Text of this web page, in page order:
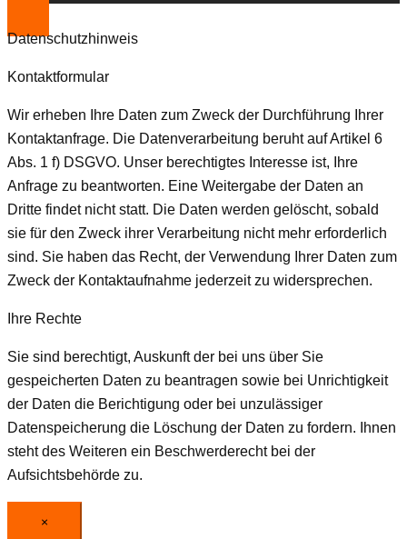
Datenschutzhinweis
Kontaktformular
Wir erheben Ihre Daten zum Zweck der Durchführung Ihrer
Kontaktanfrage. Die Datenverarbeitung beruht auf Artikel 6
Abs. 1 f) DSGVO. Unser berechtigtes Interesse ist, Ihre
Anfrage zu beantworten. Eine Weitergabe der Daten an
Dritte findet nicht statt. Die Daten werden gelöscht, sobald
sie für den Zweck ihrer Verarbeitung nicht mehr erforderlich
sind. Sie haben das Recht, der Verwendung Ihrer Daten zum
Zweck der Kontaktaufnahme jederzeit zu widersprechen.
Ihre Rechte
Sie sind berechtigt, Auskunft der bei uns über Sie
gespeicherten Daten zu beantragen sowie bei Unrichtigkeit
der Daten die Berichtigung oder bei unzulässiger
Datenspeicherung die Löschung der Daten zu fordern. Ihnen
steht des Weiteren ein Beschwerderecht bei der
Aufsichtsbehörde zu.
×